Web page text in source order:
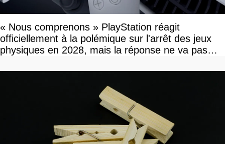
« Nous comprenons » PlayStation réagit
officiellement à la polémique sur l'arrêt des jeux
physiques en 2028, mais la réponse ne va pas